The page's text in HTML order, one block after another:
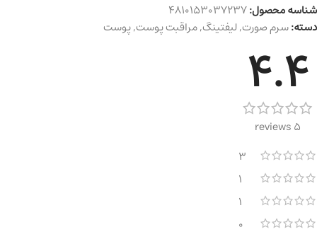
شناسه محصول:4810153037237
دسته:سرم صورت,لیفتینگ,مراقبت پوست,پوست
4.4
5 reviews
3
1
1
0